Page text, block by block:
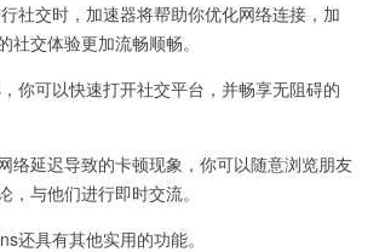
交时，加速器将帮助你优化网络连接，加
社交体验更加流畅顺畅。
可以快速打开社交平台，并畅享无阻碍的
延迟导致的卡顿现象，你可以随意浏览朋友
，与他们进行即时交流。
具有其他实用的功能。